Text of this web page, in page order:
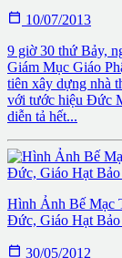
 10/07/2013
9 giờ 30 thứ Bảy,
Giám Mục Giáo
tiên xây dựng nhà
với tước hiệu Đức
diễn tả hết...
Hình Ảnh Bế Mạc
Đức, Giáo Hạt
 30/05/2012